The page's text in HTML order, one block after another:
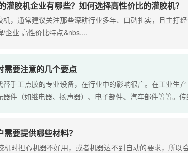
灌胶机企业有哪些？如何选择高性价比的灌胶机？
机，通常建议关注那些深耕行业多年、口碑扎实，且主打
/企业 高性价比特点&nbs....
需要注意的几个要点
替手工点胶的专业设备，在行业中的影响很广。在工业生
件（如继电器、扬声器）、电子部件、汽车部件等等。
要提供哪些材料？
机时担心机器不好用，或者机器达不到自动的要求，所